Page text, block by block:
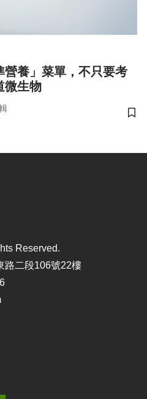
養」菜單，不只要考
微生物
儲
Reserved.
路二段106號22樓